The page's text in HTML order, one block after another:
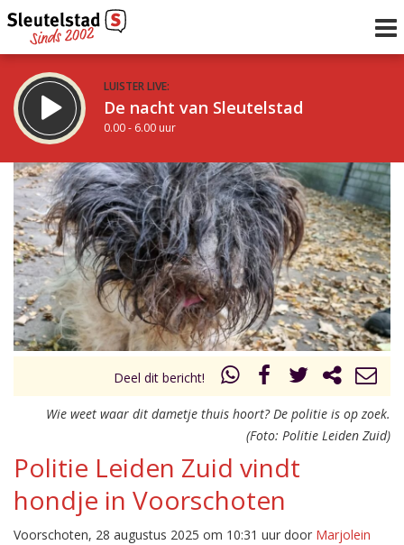
LUISTER LIVE:
De nacht van Sleutelstad
0.00 - 6.00 uur
STRAKS:
De ochtend van Sleutelstad
6.00 - 12.00 uur
Vorig uur
uur 1 van 0 Volgend uur
Inklappen
Deel dit bericht!
Wie weet waar dit dametje thuis hoort? De politie is op zoek.
(Foto: Politie Leiden Zuid)
Politie Leiden Zuid vindt
hondje in Voorschoten
Voorschoten, 28 augustus 2025 om 10:31 uur door Marjolein